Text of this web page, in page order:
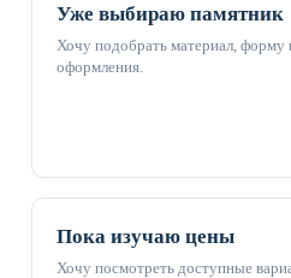
Уже выбираю памятник
Хочу подобрать материал,
оформления.
Пока изучаю цены
Хочу посмотреть доступные